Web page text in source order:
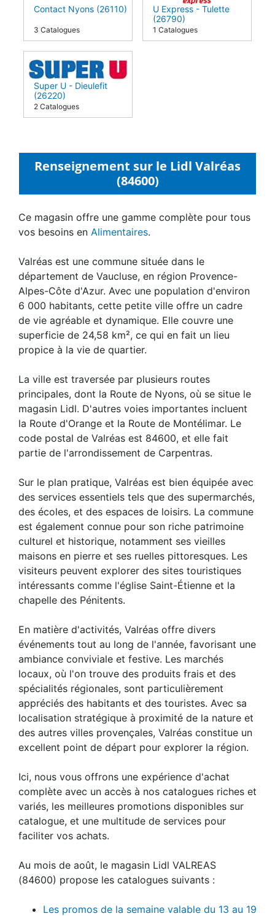
Contact Nyons (26110)
3 Catalogues
U Express - Tulette
(26790)
1 Catalogues
Super U - Dieulefit
(26220)
2 Catalogues
Renseignement sur le Lidl Valréas
(84600)
Ce magasin offre une gamme complète pour tous
vos besoins en Alimentaires.
Valréas est une commune située dans le
département de Vaucluse, en région Provence-
Alpes-Côte d'Azur. Avec une population d'environ
6 000 habitants, cette petite ville offre un cadre
de vie agréable et dynamique. Elle couvre une
superficie de 24,58 km², ce qui en fait un lieu
propice à la vie de quartier.
La ville est traversée par plusieurs routes
principales, dont la Route de Nyons, où se situe le
magasin Lidl. D'autres voies importantes incluent
la Route d'Orange et la Route de Montélimar. Le
code postal de Valréas est 84600, et elle fait
partie de l'arrondissement de Carpentras.
Sur le plan pratique, Valréas est bien équipée avec
des services essentiels tels que des supermarchés,
des écoles, et des espaces de loisirs. La commune
est également connue pour son riche patrimoine
culturel et historique, notamment ses vieilles
maisons en pierre et ses ruelles pittoresques. Les
visiteurs peuvent explorer des sites touristiques
intéressants comme l'église Saint-Étienne et la
chapelle des Pénitents.
En matière d'activités, Valréas offre divers
événements tout au long de l'année, favorisant une
ambiance conviviale et festive. Les marchés
locaux, où l'on trouve des produits frais et des
spécialités régionales, sont particulièrement
appréciés des habitants et des touristes. Avec sa
localisation stratégique à proximité de la nature et
des autres villes provençales, Valréas constitue un
excellent point de départ pour explorer la région.
Ici, nous vous offrons une expérience d'achat
complète avec un accès à nos catalogues riches et
variés, les meilleures promotions disponibles sur
catalogue, et une multitude de services pour
faciliter vos achats.
Au mois de août, le magasin Lidl VALREAS
(84600) propose les catalogues suivants :
Les promos de la semaine valable du 13 au 19